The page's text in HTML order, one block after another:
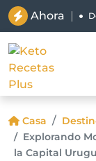
Ahora |
Casa
Explorando
la Capital